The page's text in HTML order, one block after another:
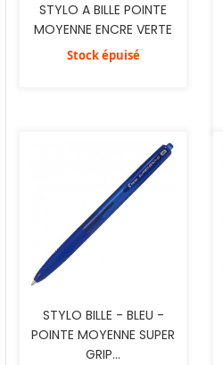
STYLO A BILLE POINTE
MOYENNE ENCRE VERTE
Stock épuisé
STYLO BILLE - BLEU -
POINTE MOYENNE SUPER
GRIP...